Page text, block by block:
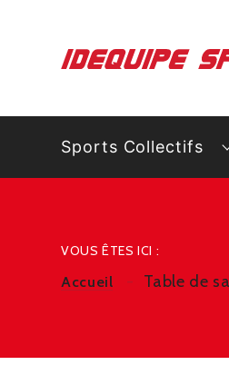
Sports Collectifs
VOUS ÊTES ICI :
Accueil Table de